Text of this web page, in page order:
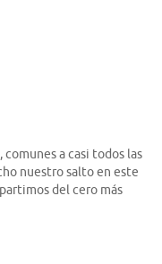
a casi todos las
nuestro salto en este
del cero más